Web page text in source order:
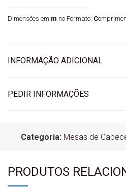
Dimensões em m no Formato: C
INFORMAÇÃO ADICIONAL
PEDIR INFORMAÇÕES
Categoria: Mesas de
PRODUTOS